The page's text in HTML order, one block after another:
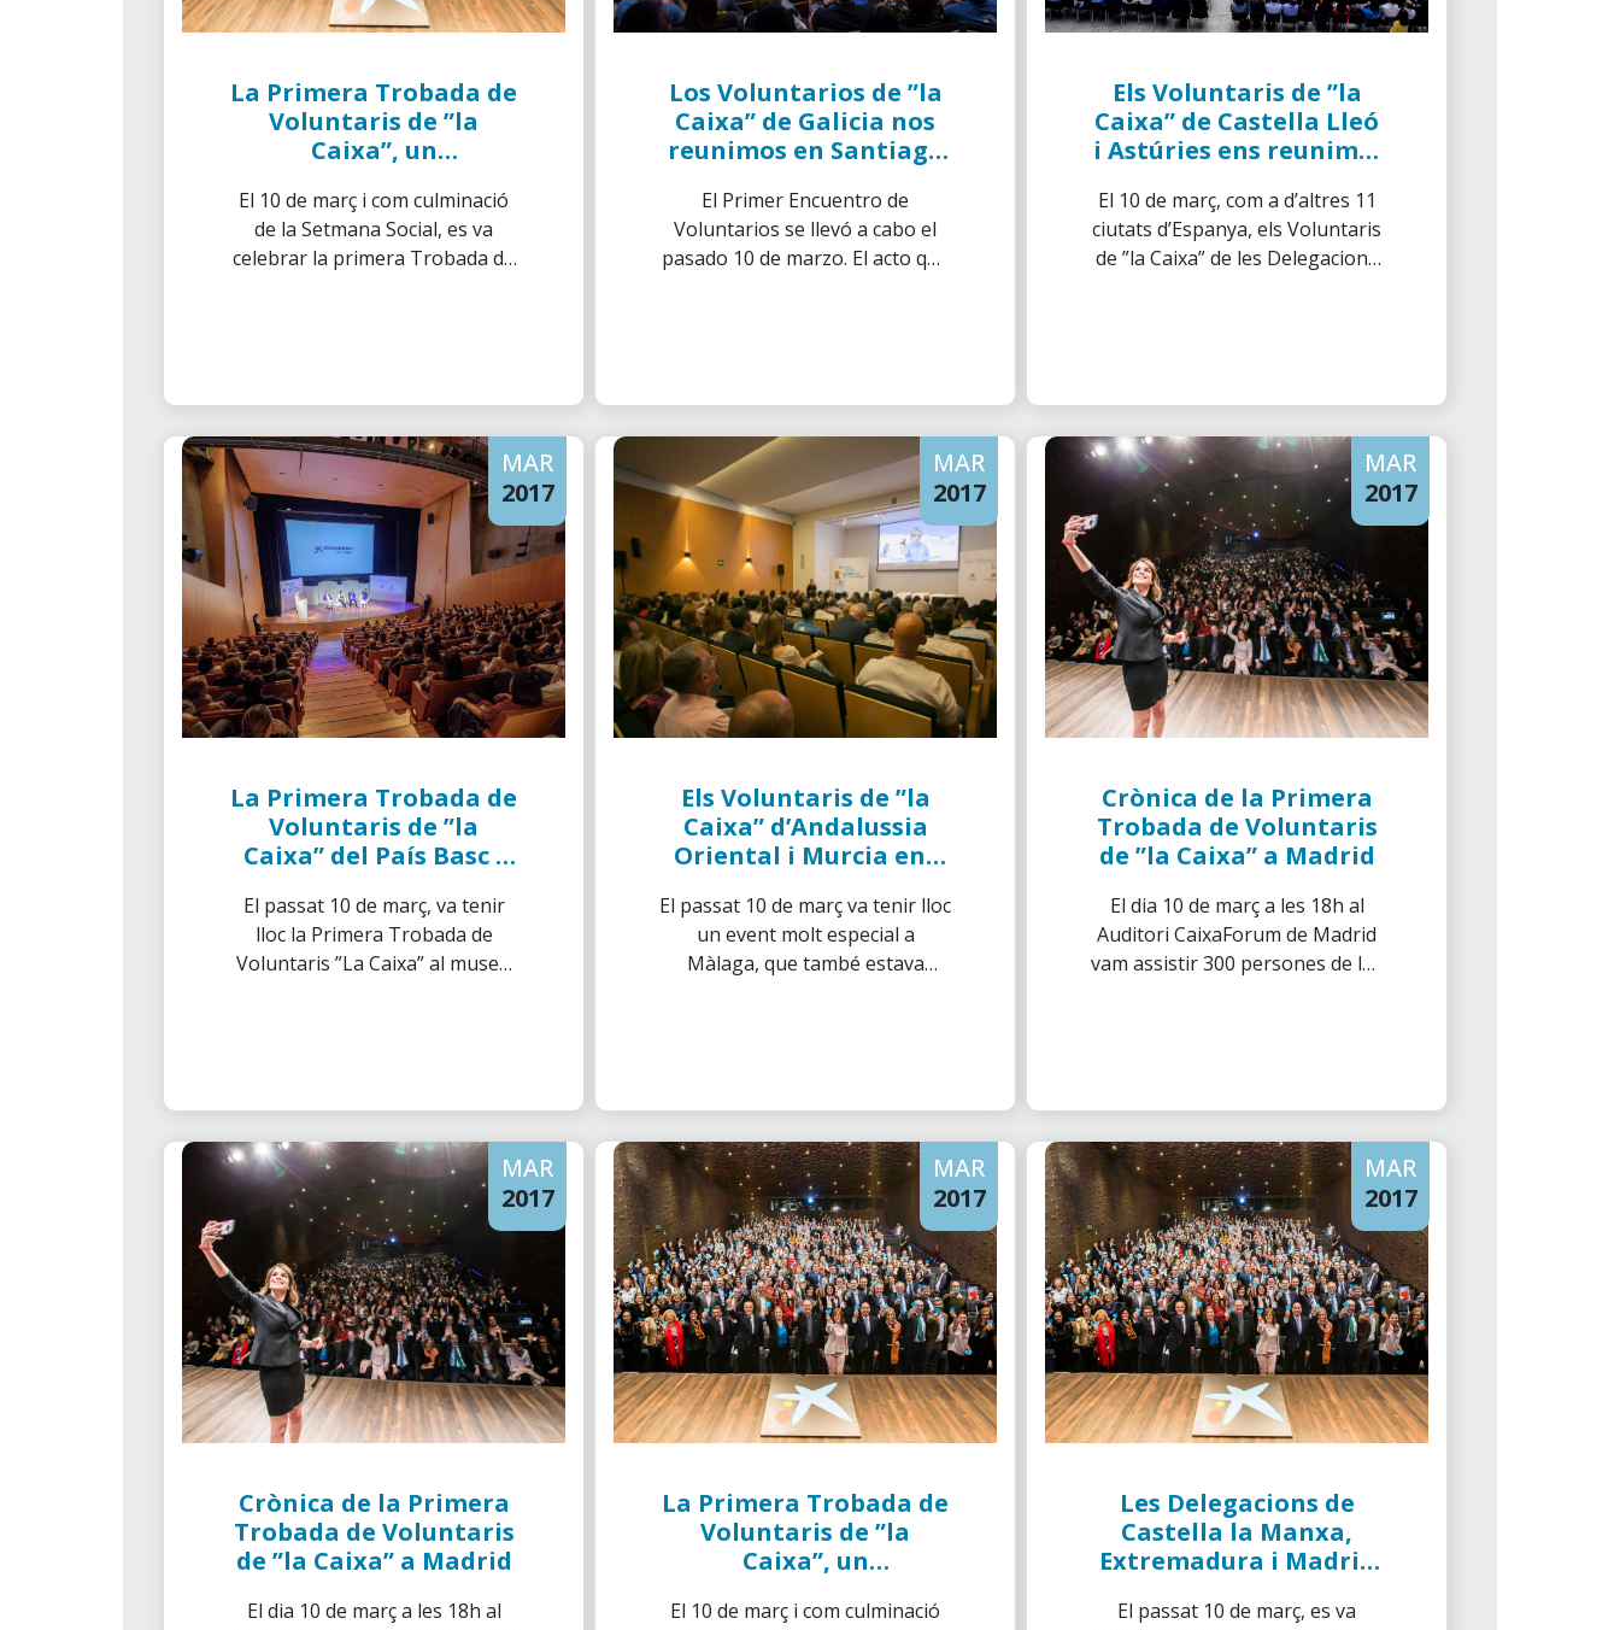
La Primera Trobada de
Voluntaris de ”la
Caixa”, un
recordar
El 10 de març i com culminació
de la Setmana Social, es va
celebrar la primera Trobada de
Bilbao, Màlaga, Burgos,
Saragossa i Santiago de
Compostela.
Los Voluntarios de ”la
Caixa” de Galicia nos
reunimos en Santiago
I Encuentro de
Voluntarios
El Primer Encuentro de
Voluntarios se llevó a cabo el
pasado 10 de marzo. El acto que
de ”la Caixa” de Galicia.
Els Voluntaris de ”la
Caixa” de Castella Lleó
i Astúries ens reunim a
Trobada de Voluntaris
El 10 de març, com a d’altres 11
ciutats d’Espanya, els Voluntaris
de ”la Caixa” de les Delegacions
celebrar el Primera Trobada de
Voluntaris a la Casa Cordón de
Burgos.
MAR
2017
La Primera Trobada de
Voluntaris de ”la
Caixa” del País Basc i
celebrar a Bilbao
El passat 10 de març, va tenir
lloc la Primera Trobada de
Voluntaris ”La Caixa” al museu
que estaven empleats de
CaixaBank, Voluntaris de ”la
Caixa” i representants d’entitas
socials del territoris de País
Basc i Cantabria.
MAR
2017
Els Voluntaris de ”la
Caixa” d’Andalussia
Oriental i Murcia ens
I Trobada de
Voluntaris
El passat 10 de març va tenir lloc
un event molt especial a
Màlaga, que també estava
d’Andalussia Oriental i Murcia
va tenir lloc al Museu Rus de
Sant Petersburg de Màlaga.
MAR
2017
Crònica de la Primera
Trobada de Voluntaris
de ”la Caixa” a Madrid
El dia 10 de març a les 18h al
Auditori CaixaForum de Madrid
vam assistir 300 persones de les
celebrar a la capital i a 11 ciutats
més simultaniament.
MAR
2017
Crònica de la Primera
Trobada de Voluntaris
de ”la Caixa” a Madrid
El dia 10 de març a les 18h al
MAR
2017
La Primera Trobada de
Voluntaris de ”la
Caixa”, un
recordar
El 10 de març i com culminació
MAR
2017
Les Delegacions de
Castella la Manxa,
Extremadura i Madrid
de Voluntaris de ”la
El passat 10 de març, es va